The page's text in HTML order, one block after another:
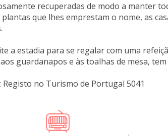
recuperadas de modo a manter
que lhes emprestam o nome, as
a estadia para se regalar com uma
guardanapos e às toalhas de mesa,
Registo no Turismo de Portugal 5041